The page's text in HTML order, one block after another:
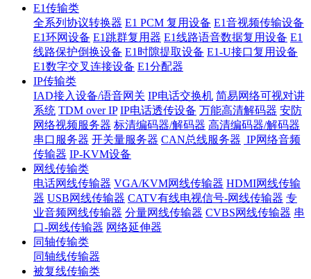
E1传输类
全系列协议转换器 E1 PCM 复用设备 E1音视频传输设备
E1环网设备 E1跳群复用器 E1线路语音数据复用设备 E1
线路保护倒换设备 E1时隙提取设备 E1-U接口复用设备
E1数字交叉连接设备 E1分配器
IP传输类
IAD接入设备/语音网关 IP电话交换机 简易网络可视对讲
系统 TDM over IP IP电话透传设备 万能高清解码器 安防
网络视频服务器 标清编码器/解码器 高清编码器/解码器
串口服务器 开关量服务器 CAN总线服务器 IP网络音频
传输器 IP-KVM设备
网线传输类
电话网线传输器 VGA/KVM网线传输器 HDMI网线传输
器 USB网线传输器 CATV有线电视信号-网线传输器 专
业音频网线传输器 分量网线传输器 CVBS网线传输器 串
口-网线传输器 网络延伸器
同轴传输类
同轴线传输器
被复线传输类